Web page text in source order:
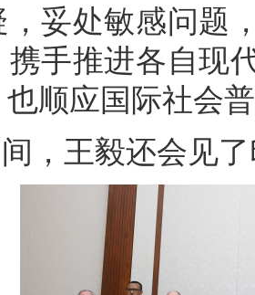
，妥处敏感问题
携手推进各自现
顺应国际社会
，王毅还会见